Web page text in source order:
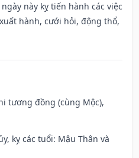
này kỵ tiến hành các việc
hành, cưới hỏi, động thổ,
tương đồng (cùng Mộc),
kỵ các tuổi: Mậu Thân và